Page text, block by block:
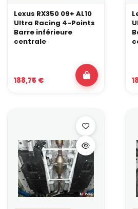
Lexus RX350 09+ AL10
Ultra Racing 4-Points
Barre inférieure
centrale
188,75 €